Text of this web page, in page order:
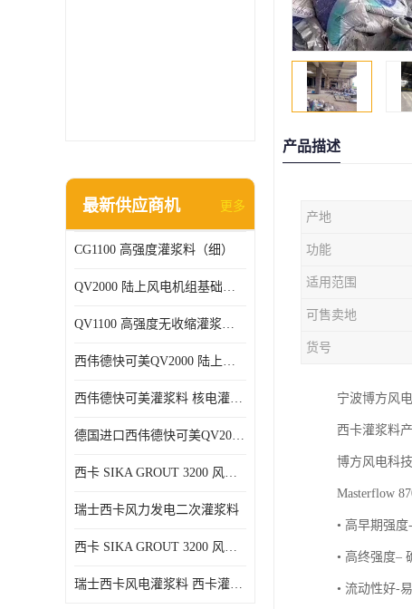
最新供应商机 更多
CG1100 高强度灌浆料（细）
QV2000 陆上风电机组基础灌浆砂浆
QV1100 高强度无收缩灌浆砂浆
西伟德快可美QV2000 陆上风电灌浆料 均匀、 流动度好、可泵送
西伟德快可美灌浆料 核电灌浆材料
德国进口西伟德快可美QV2000PLUS陆上风电灌浆料 优异耐疲劳性能
西卡 SIKA GROUT 3200 风电 灌浆料
瑞士西卡风力发电二次灌浆料
西卡 SIKA GROUT 3200 风电 灌浆料 214 灌浆料
瑞士西卡风电灌浆料 西卡灌浆料 西卡海上风电灌浆料 西卡灌浆料
产品描述
产地
功能
适用范围
可售卖地
货号
宁波博方风
西卡灌浆料
博方风电科
Masterflow
• 高早期强
• 高终强度–
• 流动性好-